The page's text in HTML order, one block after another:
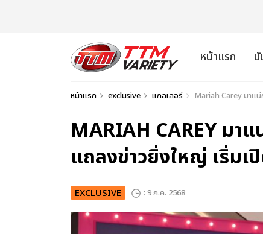
หน้าแรก บั
หน้าแรก exclusive แกลเลอรี Mariah Carey มาแ
MARIAH CAREY มา
แถลงข่าวยิ่งใหญ่ เริ่มเ
EXCLUSIVE : 9 ก.ค. 2568